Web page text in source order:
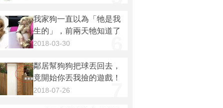
我家狗一直以為「牠是我
生的」，前兩天牠知道了
真相後...引起眾多鏟屎官
2018-03-30
鄰居幫狗狗把球丟回去，
竟開始你丟我撿的遊戲！
最後太好笑啦！
2018-07-26